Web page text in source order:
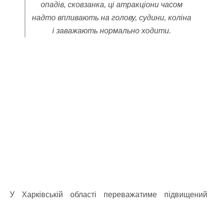
опадів, сковзанка, ці атракціони часом
надто впливають на голову, судини, коліна
і заважають нормально ходити.
У Харківській області переважатиме підвищений